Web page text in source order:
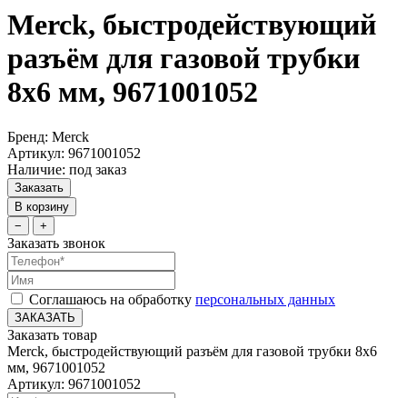
Merck, быстродействующий
разъём для газовой трубки
8x6 мм, 9671001052
Бренд: Merck
Артикул: 9671001052
Наличие: под заказ
Заказать
В корзину
−
+
Заказать звонок
Соглашаюсь на обработку персональных данных
ЗАКАЗАТЬ
Заказать товар
Merck, быстродействующий разъём для газовой трубки 8x6
мм, 9671001052
Артикул: 9671001052